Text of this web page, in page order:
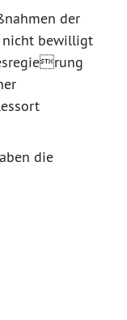
der
nicht bewilligt
die